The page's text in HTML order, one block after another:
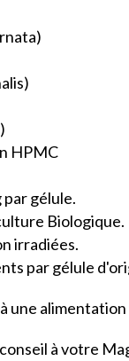
HPMC
par gélule.
Biologique.
irradiées.
par gélule
une
à votre